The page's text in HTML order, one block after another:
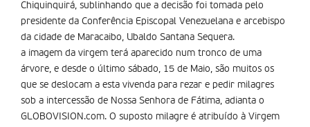
Chiquinquirá, sublinhando que a decisão foi tomada pelo
presidente da Conferência Episcopal Venezuelana e arcebispo
da cidade de Maracaibo, Ubaldo Santana Sequera.
a imagem da virgem terá aparecido num tronco de uma
árvore, e desde o último sábado, 15 de Maio, são muitos os
que se deslocam a esta vivenda para rezar e pedir milagres
sob a intercessão de Nossa Senhora de Fátima, adianta o
GLOBOVISION.com. O suposto milagre é atribuído à Virgem